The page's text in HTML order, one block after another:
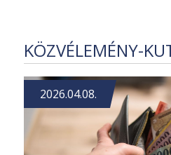
KÖZVÉLEMÉNY-
2026.04.08.